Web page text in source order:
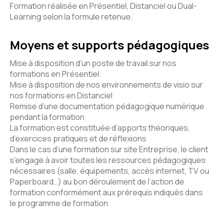
Formation réalisée en Présentiel, Distanciel ou Dual-
Learning selon la formule retenue.
Moyens et supports pédagogiques
Mise à disposition d’un poste de travail sur nos
formations en Présentiel.
Mise à disposition de nos environnements de visio sur
nos formations en Distanciel
Remise d’une documentation pédagogique numérique
pendant la formation
La formation est constituée d’apports théoriques,
d’exercices pratiques et de réflexions
Dans le cas d’une formation sur site Entreprise, le client
s’engage à avoir toutes les ressources pédagogiques
nécessaires (salle, équipements, accès internet, TV ou
Paperboard…) au bon déroulement de l’action de
formation conformément aux prérequis indiqués dans
le programme de formation